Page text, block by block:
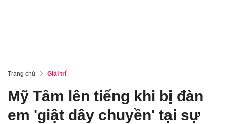
Trang chủ Giải trí
Mỹ Tâm lên tiếng khi bị đàn
em 'giật dây chuyền' tại sự